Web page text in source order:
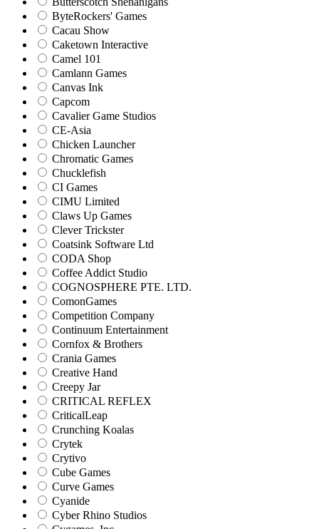
ByteRockers' Games
Cacau Show
Caketown Interactive
Camel 101
Camlann Games
Canvas Ink
Capcom
Cavalier Game Studios
CE-Asia
Chicken Launcher
Chromatic Games
Chucklefish
CI Games
CIMU Limited
Claws Up Games
Clever Trickster
Coatsink Software Ltd
CODA Shop
Coffee Addict Studio
COGNOSPHERE PTE. LTD.
ComonGames
Competition Company
Continuum Entertainment
Cornfox & Brothers
Crania Games
Creative Hand
Creepy Jar
CRITICAL REFLEX
CriticalLeap
Crunching Koalas
Crytek
Crytivo
Cube Games
Curve Games
Cyanide
Cyber Rhino Studios